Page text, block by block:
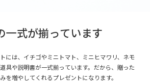
一式が揃っています
には、イチゴやミニトマト、ミニヒマワリ、ネモ
具や説明書が一式揃っています。だから、贈った
を増やしてくれるプレゼントになります。